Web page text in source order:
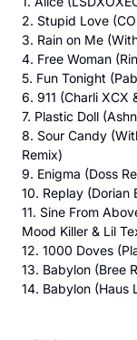
2. Stupid Love
3. Rain on Me
4. Free Woman
5. Fun Tonight
6. 911 (Charli XCX
7. Plastic Doll
8. Sour Candy
Remix)
9. Enigma (Doss
10. Replay (Dorian
11. Sine From
Mood Killer & Lil
12. 1000 Doves
13. Babylon (Bree
14. Babylon (Haus